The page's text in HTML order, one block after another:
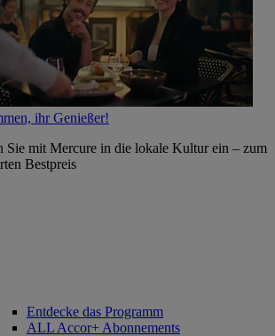
ihr Genießer!
Sie mit Mercure in die lokale Kultur ein – zum
Bestpreis
Entdecke das Programm
ALL Accor+ Abonnements